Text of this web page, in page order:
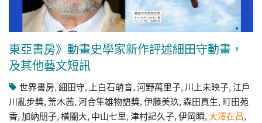
東亞書房》動畫史學家新作評述細田守動畫，
及其他藝文短訊
世界書房,細田守, 上白石萌音,河野萬里子, 川上未映子,江戶
川亂步獎, 荒木茜,河合隼雄物語獎,伊藤美玖,森田真生, 町田苑
香,加納朋子,橫關大, 中山七里,津村記久子,伊岡瞬, 大澤在昌,